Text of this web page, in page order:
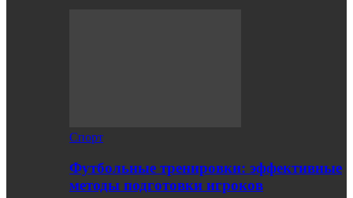
Спорт
Футбольные тренировки: эффективные
методы подготовки игроков